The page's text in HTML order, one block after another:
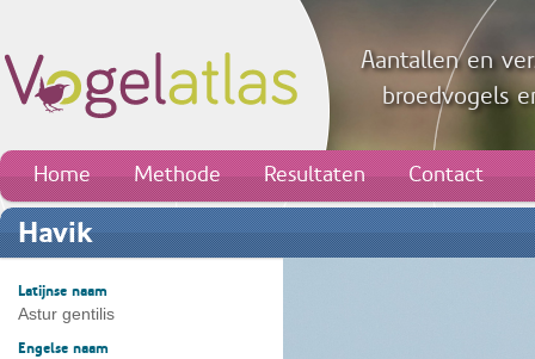
Aantallen en
broedvogels
Home Methode Resultaten Contact
Havik
Latijnse naam
Astur gentilis
Engelse naam